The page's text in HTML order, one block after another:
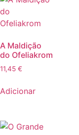
A Maldição
do Ofeliakrom
11,45 €
Adicionar